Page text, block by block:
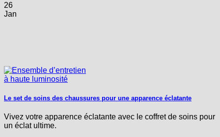
26
Jan
Le set de soins des chaussures pour une apparence éclatante
Vivez votre apparence éclatante avec le coffret de soins pour
un éclat ultime.